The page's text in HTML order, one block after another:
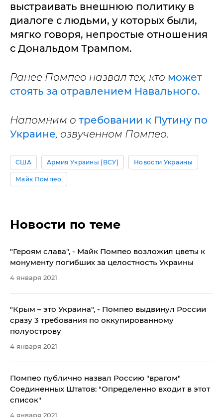
выстраивать внешнюю политику в
диалоге с людьми, у которых были,
мягко говоря, непростые отношения
с Дональдом Трампом.
Ранее Помпео назвал тех, кто может
стоять за отравлением Навального.
Напомним о требовании к Путину по
Украине, озвученном Помпео.
США Армия Украины (ВСУ) Новости Украины
Майк Помпео
Новости по теме
"Героям слава", - Майк Помпео возложил цветы к
монументу погибших за целостность Украины
4 января 2021
"Крым – это Украина", - Помпео выдвинул России
сразу 3 требования по оккупированному
полуострову
4 января 2021
Помпео публично назвал Россию "врагом"
Соединенных Штатов: "Определенно входит в этот
список"
4 января 2021